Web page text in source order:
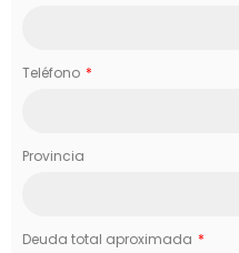
Teléfono
Provincia
Deuda total aproximada